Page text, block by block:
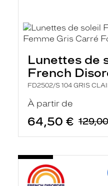
Lunettes de
French
FD2502/S 104 GRIS
À partir de
64,50 €